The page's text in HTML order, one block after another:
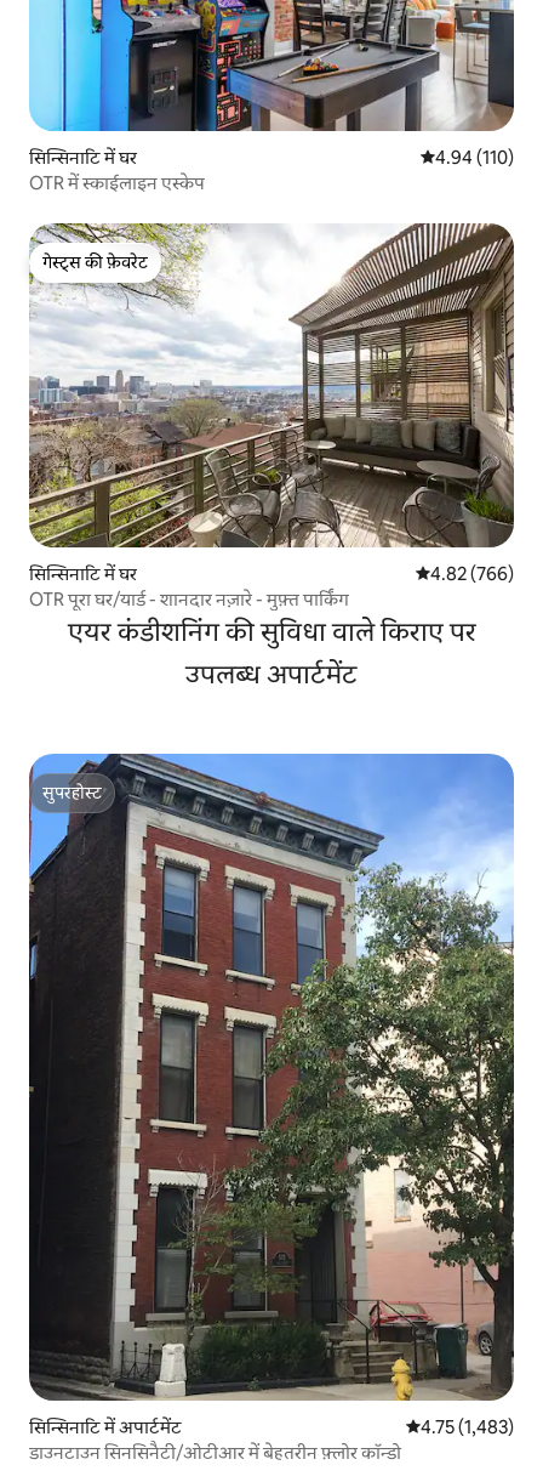
सिन्सिनाटि में घर औसत रेटिंग 5 में से
4.94 (110)
OTR में स्काईलाइन एस्केप
गेस्ट्स की फ़ेवरेट
गेस्ट्स की फ़ेवरेट
सिन्सिनाटि में घर औसत रेटिंग 5 में से
4.82 (766)
OTR पूरा घर/यार्ड - शानदार नज़ारे - मुफ़्त पार्किंग
एयर कंडीशनिंग की सुविधा वाले किराए पर
उपलब्ध अपार्टमेंट
सुपरहोस्ट
सुपरहोस्ट
सिन्सिनाटि में अपार्टमेंट औसत रेटिंग 5 में से
4.75 (1,483)
डाउनटाउन सिनसिनैटी/ओटीआर में बेहतरीन फ़्लोर कॉन्डो